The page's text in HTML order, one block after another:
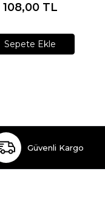
108,00 TL
Sepete Ekle
Güvenli Kargo